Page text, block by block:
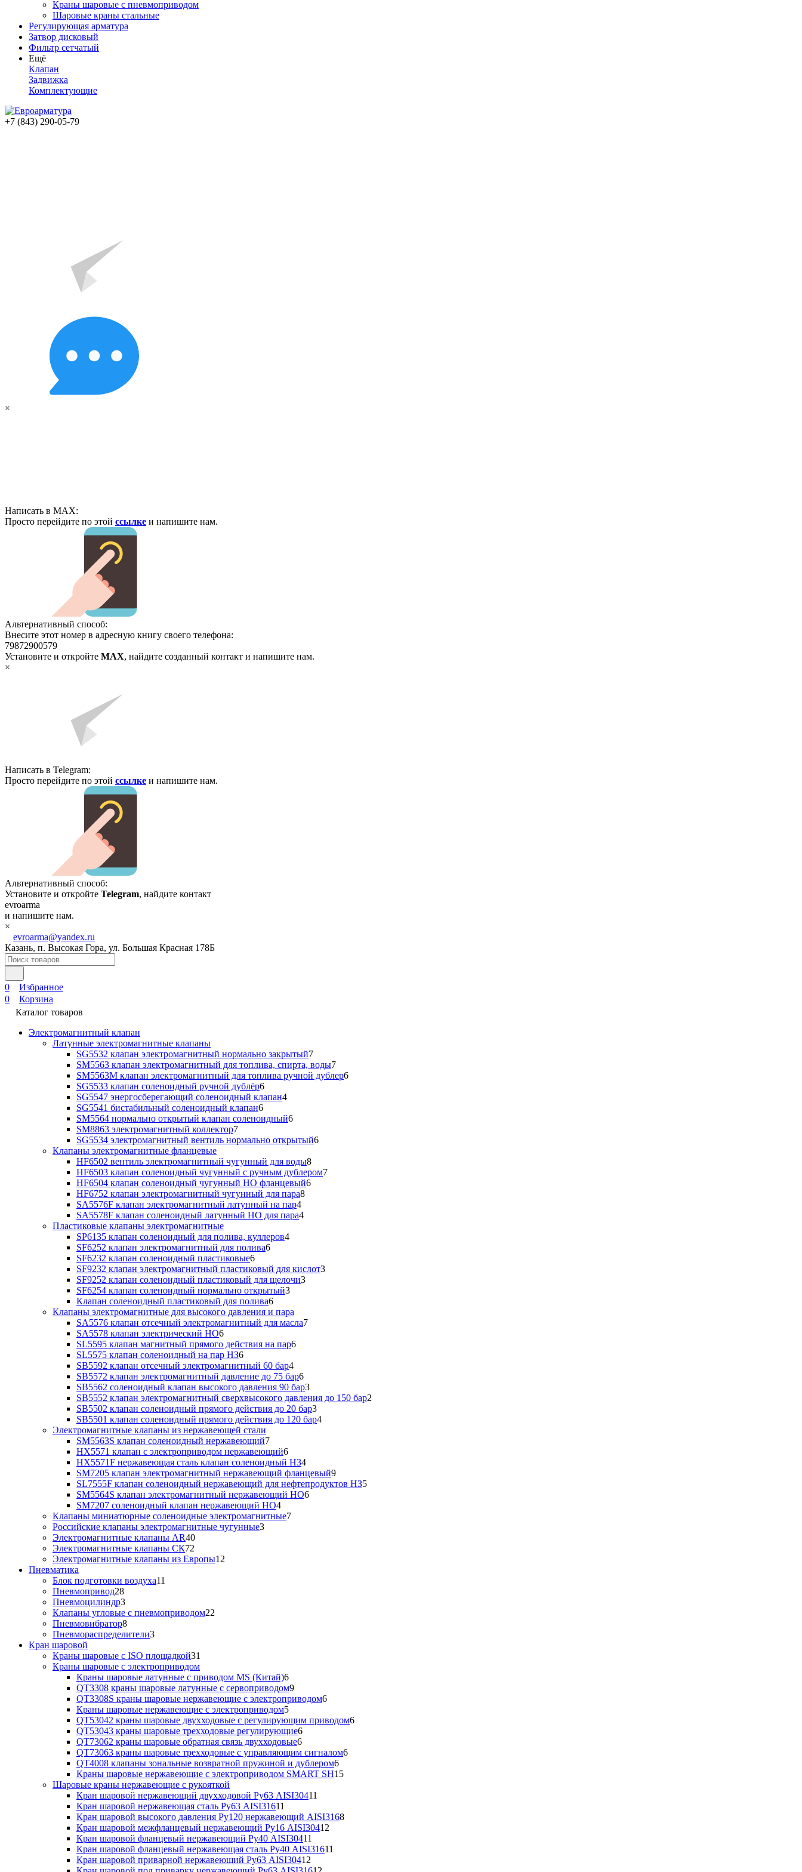
Краны шаровые с пневмоприводом
Шаровые краны стальные
Регулирующая арматура
Затвор дисковый
Фильтр сетчатый
Ещё
Клапан
Задвижка
Комплектующие
+7 (843) 290-05-79
×
Написать в MAX:
Просто перейдите по этой ссылке и напишите нам.
Альтернативный способ:
Внесите этот номер в адресную книгу своего телефона:
79872900579
Установите и откройте MAX, найдите созданный контакт и напишите нам.
×
Написать в Telegram:
Просто перейдите по этой ссылке и напишите нам.
Альтернативный способ:
Установите и откройте Telegram, найдите контакт
evroarma
и напишите нам.
×
evroarma@yandex.ru
Казань, п. Высокая Гора, ул. Большая Красная 178Б
0
Избранное
0
Корзина
Каталог товаров
Электромагнитный клапан
Латунные электромагнитные клапаны
SG5532 клапан электромагнитный нормально закрытый7
SM5563 клапан электромагнитный для топлива, спирта, воды7
SM5563M клапан электромагнитный для топлива ручной дублер6
SG5533 клапан соленоидный ручной дублёр6
SG5547 энергосберегающий соленоидный клапан4
SG5541 бистабильный соленоидный клапан6
SM5564 нормально открытый клапан соленоидный6
SM8863 электромагнитный коллектор7
SG5534 электромагнитный вентиль нормально открытый6
Клапаны электромагнитные фланцевые
HF6502 вентиль электромагнитный чугунный для воды8
HF6503 клапан соленоидный чугунный с ручным дублером7
HF6504 клапан соленоидный чугунный НО фланцевый6
HF6752 клапан электромагнитный чугунный для пара8
SA5576F клапан электромагнитный латунный на пар4
SA5578F клапан соленоидный латунный НО для пара4
Пластиковые клапаны электромагнитные
SP6135 клапан соленоидный для полива, куллеров4
SF6252 клапан электромагнитный для полива6
SF6232 клапан соленоидный пластиковые6
SF9232 клапан электромагнитный пластиковый для кислот3
SF9252 клапан соленоидный пластиковый для щелочи3
SF6254 клапан соленоидный нормально открытый3
Клапан соленоидный пластиковый для полива6
Клапаны электромагнитные для высокого давления и пара
SA5576 клапан отсечный электромагнитный для масла7
SA5578 клапан электрический НО6
SL5595 клапан магнитный прямого действия на пар6
SL5575 клапан соленоидный на пар НЗ6
SB5592 клапан отсечный электромагнитный 60 бар4
SB5572 клапан электромагнитный давление до 75 бар6
SB5562 соленоидный клапан высокого давления 90 бар3
SB5552 клапан электромагнитный сверхвысокого давления до 150 бар2
SB5502 клапан соленоидный прямого действия до 20 бар3
SB5501 клапан соленоидный прямого действия до 120 бар4
Электромагнитные клапаны из нержавеющей стали
SM5563S клапан соленоидный нержавеющий7
HX5571 клапан с электроприводом нержавеющий6
HX5571F нержавеющая сталь клапан соленоидный НЗ4
SM7205 клапан электромагнитный нержавеющий фланцевый9
SL7555F клапан соленоидный нержавеющий для нефтепродуктов НЗ5
SM5564S клапан электромагнитный нержавеющий НО6
SM7207 соленоидный клапан нержавеющий НО4
Клапаны миниатюрные соленоидные электромагнитные7
Российские клапаны электромагнитные чугунные3
Электромагнитные клапаны AR40
Электромагнитные клапаны СК72
Электромагнитные клапаны из Европы12
Пневматика
Блок подготовки воздуха11
Пневмопривод28
Пневмоцилиндр3
Клапаны угловые с пневмоприводом22
Пневмовибратор8
Пневмораспределители3
Кран шаровой
Краны шаровые с ISO площадкой31
Краны шаровые с электроприводом
Краны шаровые латунные с приводом MS (Китай)6
QT3308 краны шаровые латунные с сервоприводом9
QT3308S краны шаровые нержавеющие с электроприводом6
Краны шаровые нержавеющие с электроприводом5
QT53042 краны шаровые двухходовые с регулирующим приводом6
QT53043 краны шаровые трехходовые регулирующие6
QT73062 краны шаровые обратная связь двухходовые6
QT73063 краны шаровые трехходовые с управляющим сигналом6
QT4008 клапаны зональные возвратной пружиной и дублером6
Краны шаровые нержавеющие с электроприводом SMART SH15
Шаровые краны нержавеющие с рукояткой
Кран шаровой нержавеющий двухходовой Ру63 AISI30411
Кран шаровой нержавеющая сталь Ру63 AISI31611
Кран шаровой высокого давления Ру120 нержавеющий AISI3168
Кран шаровой межфланцевый нержавеющий Ру16 AISI30412
Кран шаровой фланцевый нержавеющий Ру40 AISI30411
Кран шаровой фланцевый нержавеющая сталь Ру40 AISI31611
Кран шаровой приварной нержавеющий Ру63 AISI30412